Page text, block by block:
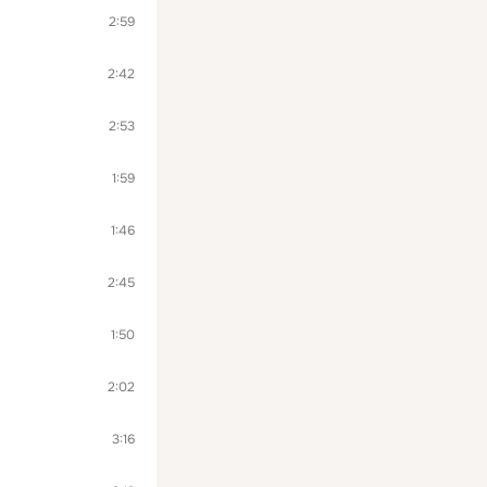
2:59
2:42
2:53
1:59
1:46
2:45
1:50
2:02
3:16